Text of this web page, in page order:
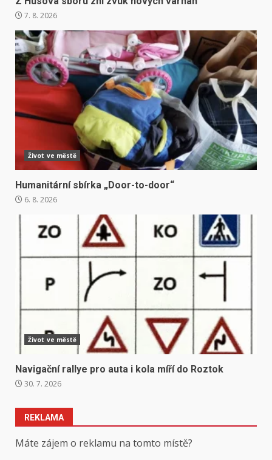
7. 8. 2026
Život ve městě
Humanitární sbírka „Door-to-door“
6. 8. 2026
Život ve městě
Navigační rallye pro auta i kola míří do Roztok
30. 7. 2026
REKLAMA
Máte zájem o reklamu na tomto místě?